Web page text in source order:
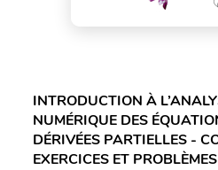
INTRODUCTION À
NUMÉRIQUE DES
DÉRIVÉES PARTIELLES -
EXERCICES ET PROBLÈMES